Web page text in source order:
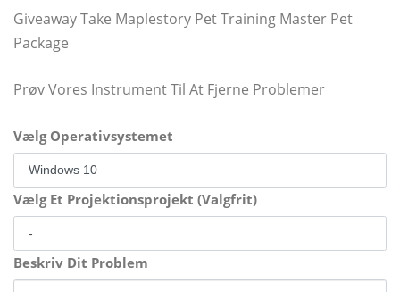
Giveaway Take Maplestory Pet Training Master Pet
Package
Prøv Vores Instrument Til At Fjerne Problemer
Vælg Operativsystemet
Vælg Et Projektionsprojekt (Valgfrit)
Beskriv Dit Problem